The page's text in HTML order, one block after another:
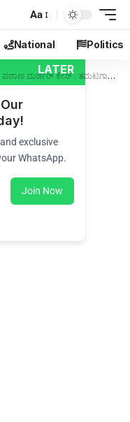
Aa
National Politics
ಕೇಸ್ : ತಮಟಗಾರಗೆ ಹೈಕೋರ್ಟನಿಂದ ಜಾಮೀನು
LATER
exclusive
WhatsApp.
Join Now